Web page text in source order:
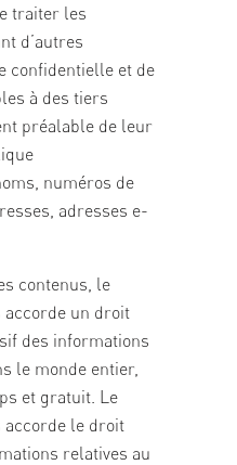
traiter les
d’autres
confidentielle et de
à des tiers
préalable de leur
numéros de
adresses e-
contenus, le
un droit
des informations
le monde entier,
et gratuit. Le
le droit
relatives au